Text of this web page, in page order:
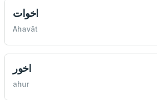
اخوات
Ahavât
اخور
ahur